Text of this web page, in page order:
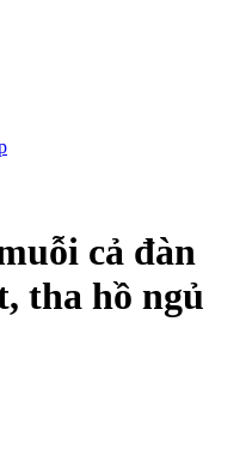
cả đàn
tha hồ ngủ